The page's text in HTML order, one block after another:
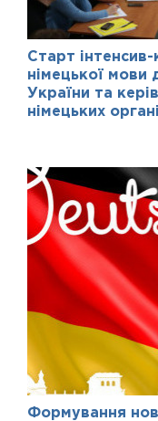
Старт
німецької мови
України та
німецьких
Формування